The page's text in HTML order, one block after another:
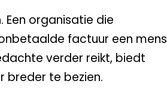
Een organisatie die
factuur een mens
verder reikt, biedt
breder te bezien.